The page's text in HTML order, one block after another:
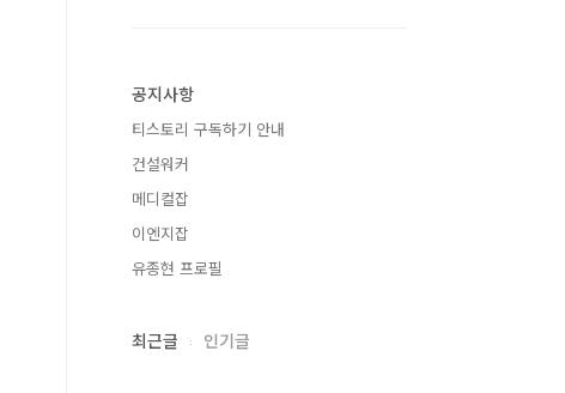
공지사항
티스토리 구독하기 안내
건설워커
메디컬잡
이엔지잡
유종현 프로필
최근글 인기글